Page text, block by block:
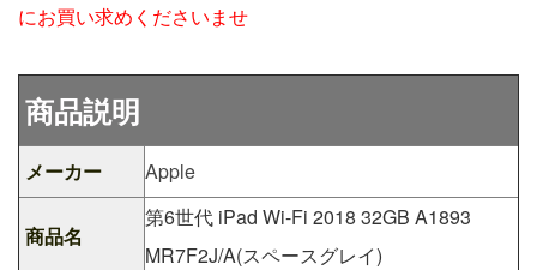
にお買い求めくださいませ
商品説明
メーカー Apple
商品名
第6世代 iPad Wi-Fi 2018 32GB A1893
MR7F2J/A(スペースグレイ)